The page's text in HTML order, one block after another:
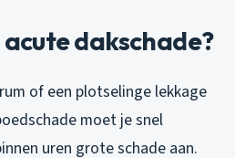
dakschade?
of een plotselinge lekkage
moet je snel
uren grote schade aan.